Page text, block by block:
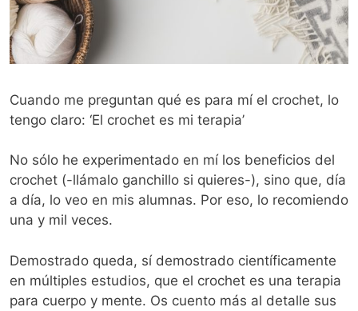
Cuando me preguntan qué es para mí el crochet, lo
tengo claro: ‘El crochet es mi terapia’
No sólo he experimentado en mí los beneficios del
crochet (-llámalo ganchillo si quieres-), sino que, día
a día, lo veo en mis alumnas. Por eso, lo recomiendo
una y mil veces.
Demostrado queda, sí demostrado científicamente
en múltiples estudios, que el crochet es una terapia
para cuerpo y mente. Os cuento más al detalle sus